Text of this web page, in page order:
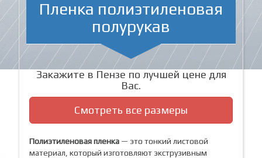
Пленка полиэтиленовая
полурукав
Закажите в Пензе по лучшей цене для
Вас.
Смотреть все размеры
Полиэтиленовая пленка — это тонкий листовой
материал, который изготовляют экструзивным